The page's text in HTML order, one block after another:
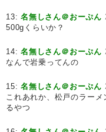
13:名無しさん＠おーぷん
500gくらいか？
14:名無しさん＠おーぷん
なんで岩乗ってんの
15:名無しさん＠おーぷん
これあれか、松戸のラー
るやつ